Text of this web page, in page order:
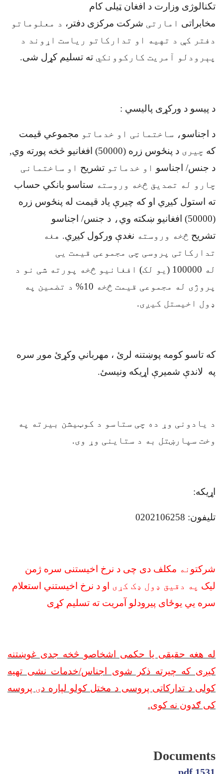
تکنالوژی وزارت د افغان ټیلی کام
مخابراتی امارتی شرکت مرکزی دفتر، د معلوماتو
دفتر کې د تهیه او تدارکاتو ریاست اړوند د
پېرودلو آمریت کارکوونکي ته تسلیم کړل شی.
د پیسو د ورکړی پالیسي :
د اجناسو، ساختمانی او خدماتو مجموعي قيمت
که چیری
د پنځوس زره (50000) افغانیو څخه پورته وي,
د جنس/ اجناسو او خدماتو تشریح او ساختمانی
چارو له تصدیق څخه وروسته ستاسو بانکي حساب
ته استول کيږي او که چيرې یاد قیمت له پنځوس زره
(50000) افغانیو ښکته وي
، د جنس/ اجناسو
تشریح څخه وروسته نغدې ورکول کيږي. هغه
تدارکاتی پروسی چی مجموعی قیمت یی
له 100000 (یو لک) افغانیو څخه پورته شی نو د
پروژی له مجموعی قیمت څخه 10
% د تضمین په
ډول اخیستل کیږی.
که تاسو کومه پوښتنه لرئ ، مهرباني وکړئ موږ سره
په لاندې شميرې اړیکه ونیسئ.
د یادونی وړ ده چی ستاسو د کوټیشن بیرته په
وخت سپارښتل به د ستاینی وړ وی.
اړیکه:
تلیفون: 0202106258
شرکتو نه مکلف دی چی د نرخ اخیستنی سره ژمن
لیک په دقیق ډول ډک کړی او د نرخ اخیستني استعلام
سره يي یوځای پیرودلو آمریت ته تسلیم کړی
له هغه حقیقی یا حکمی اشخاصو څخه جدی غوښتنه
کیږی که چیرته ذکر شوی اجناس/خدمات نشی تهیه
کولی د تدارکاتی پروسی د مختل کولو لپاره دی پروسه
کی ګدون نه کوی.
Documents